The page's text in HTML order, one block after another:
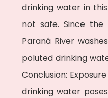
drinking water in
not safe. Since
Paraná River
poluted drinking
Conclusion:
drinking water